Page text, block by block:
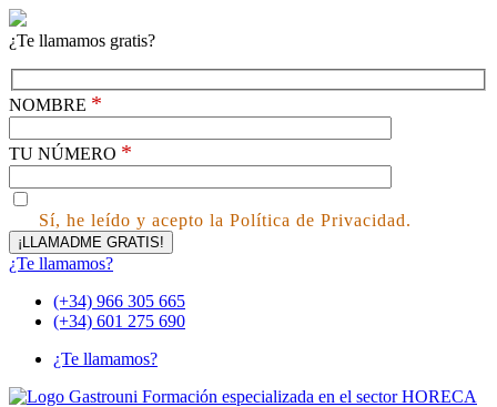
¿Te llamamos gratis?
NOMBRE *
TU NÚMERO *
Sí, he leído y acepto la Política de Privacidad.
¿Te llamamos?
(+34) 966 305 665
(+34) 601 275 690
¿Te llamamos?